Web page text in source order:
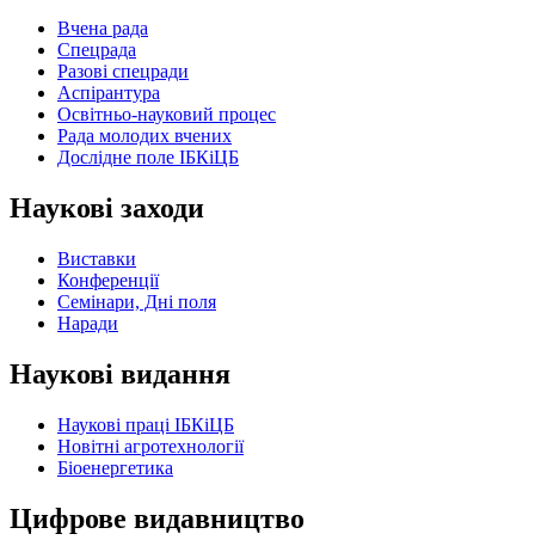
Вчена рада
Спецрада
Разові спецради
Аспірантура
Освітньо-науковий процес
Рада молодих вчених
Дослідне поле ІБКіЦБ
Наукові заходи
Виставки
Конференції
Семінари, Дні поля
Наради
Наукові видання
Наукові праці ІБКіЦБ
Новітні агротехнології
Бiоенергетика
Цифрове видавництво